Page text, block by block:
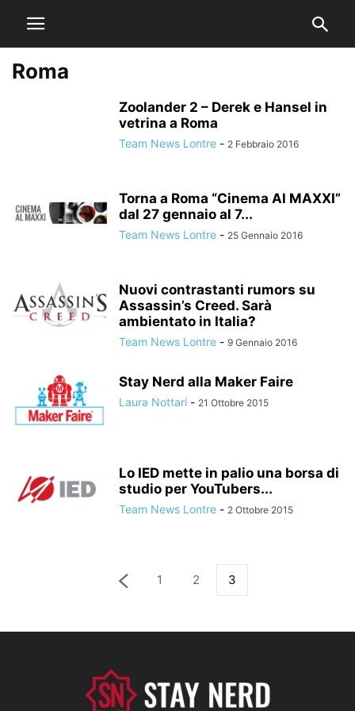
Roma
Zoolander 2 – Derek e Hansel in
vetrina a Roma
Team News Lontre - 2 Febbraio 2016
Torna a Roma “Cinema Al MAXXI”
dal 27 gennaio al 7...
Team News Lontre - 25 Gennaio 2016
Nuovi contrastanti rumors su
Assassin’s Creed. Sarà
ambientato in Italia?
Team News Lontre - 9 Gennaio 2016
Stay Nerd alla Maker Faire
Laura Nottari - 21 Ottobre 2015
Lo IED mette in palio una borsa di
studio per YouTubers...
Team News Lontre - 2 Ottobre 2015
1 2 3